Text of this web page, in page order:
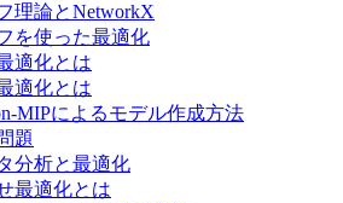
理論とNetworkX
を使った最適化
適化とは
適化とは
MIPによるモデル作成方法
題
分析と最適化
最適化とは